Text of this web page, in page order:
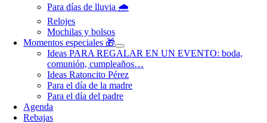
Para días de lluvia 🌧️
Relojes
Mochilas y bolsos
Momentos especiales 🎁
Ideas PARA REGALAR EN UN EVENTO: boda,
comunión, cumpleaños…
Ideas Ratoncito Pérez
Para el día de la madre
Para el día del padre
Agenda
Rebajas